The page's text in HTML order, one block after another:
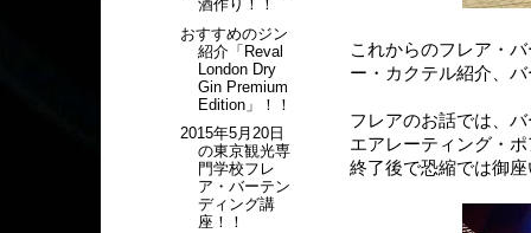
これからのフレア・
ー・カクテル紹介、
フレアのお話では、
エアレーティング・
終了後で恐縮では御
酒作り！！
おすすめのジン
紹介「Reval
London Dry
Gin Premium
Edition」！！
2015年5月20日
の東京観光専
門学校フレ
ア・バーテン
ディング講
座！！